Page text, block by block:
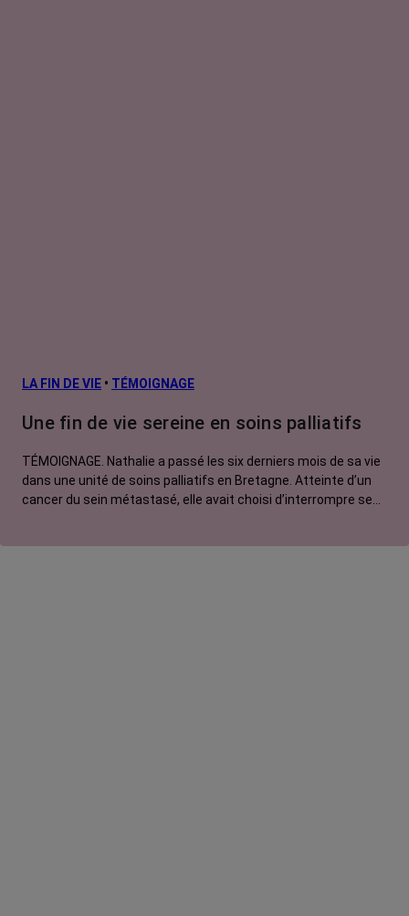
LA FIN DE VIE • TÉMOIGNAGE
Une fin de vie sereine en soins palliatifs
TÉMOIGNAGE. Nathalie a passé les six derniers mois de sa vie
dans une unité de soins palliatifs en Bretagne. Atteinte d’un
cancer du sein métastasé, elle avait choisi d’interrompre ses